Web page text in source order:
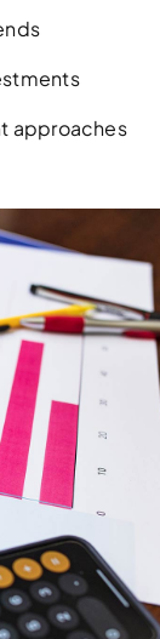
approaches